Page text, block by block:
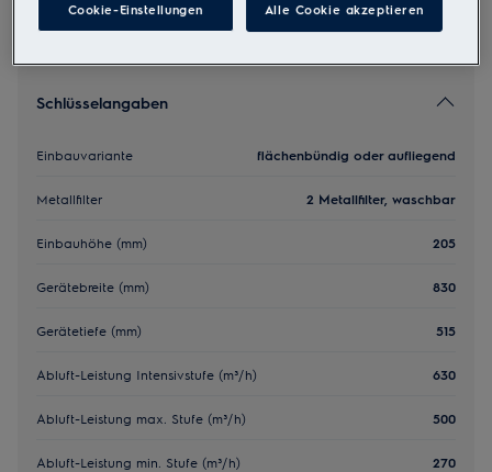
Schlüsselangaben
Einbauvariante flächenbündig oder aufliegend
Metallfilter 2 Metallfilter, waschbar
Einbauhöhe (mm) 205
Gerätebreite (mm) 830
Gerätetiefe (mm) 515
Abluft-Leistung Intensivstufe (m³/h) 630
Abluft-Leistung max. Stufe (m³/h) 500
Abluft-Leistung min. Stufe (m³/h) 270
Cookie-Einstellungen Alle Cookie akzeptieren